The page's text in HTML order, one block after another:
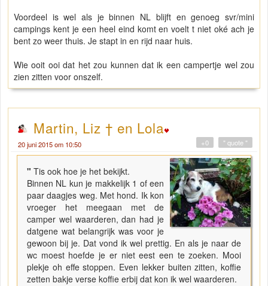
Voordeel is wel als je binnen NL blijft en genoeg svr/mini
campings kent je een heel eind komt en voelt t niet oké ach je
bent zo weer thuis. Je stapt in en rijd naar huis.
Wie ooit ooi dat het zou kunnen dat ik een campertje wel zou
zien zitten voor onszelf.
Martin, Liz † en Lola
20 juni 2015 om 10:50 " quote "
+0
" Tis ook hoe je het bekijkt.
Binnen NL kun je makkelijk 1 of een
paar daagjes weg. Met hond. Ik kon
vroeger het meegaan met de
camper wel waarderen, dan had je
datgene wat belangrijk was voor je
gewoon bij je. Dat vond ik wel prettig. En als je naar de
wc moest hoefde je er niet eest een te zoeken. Mooi
plekje oh effe stoppen. Even lekker buiten zitten, koffie
zetten bakje verse koffie erbij dat kon ik wel waarderen.